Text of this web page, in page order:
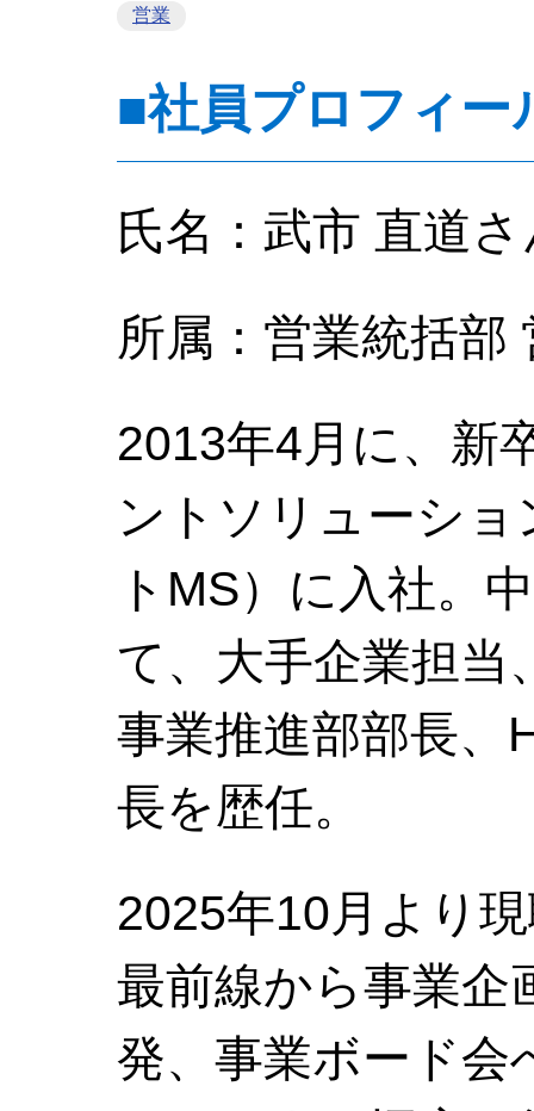
営業
■社員プロフィー
氏名：武市 直道
所属：営業統括部
2013年4月に、新
ントソリューシ
トMS）に入社。
て、大手企業担当
事業推進部部長、
長を歴任。
2025年10月より
最前線から事業企
発、事業ボード会